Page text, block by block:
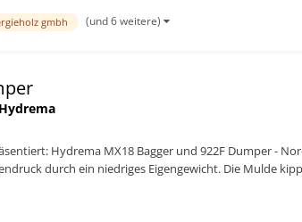
gmbh (und 6 weitere)
Hydrema
Hydrema MX18 Bagger und 922F Dumper -
durch ein niedriges Eigengewicht. Die Mulde